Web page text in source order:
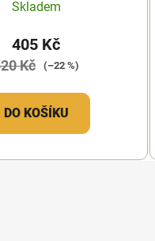
Skladem
405 Kč
Kč (–22 %)
DO KOŠÍKU